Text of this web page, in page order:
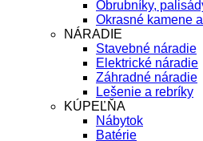
Obrubníky,
Okrasné kamene
NÁRADIE
Stavebné náradie
Elektrické náradie
Záhradné náradie
Lešenie a rebríky
KÚPEĽŇA
Nábytok
Batérie